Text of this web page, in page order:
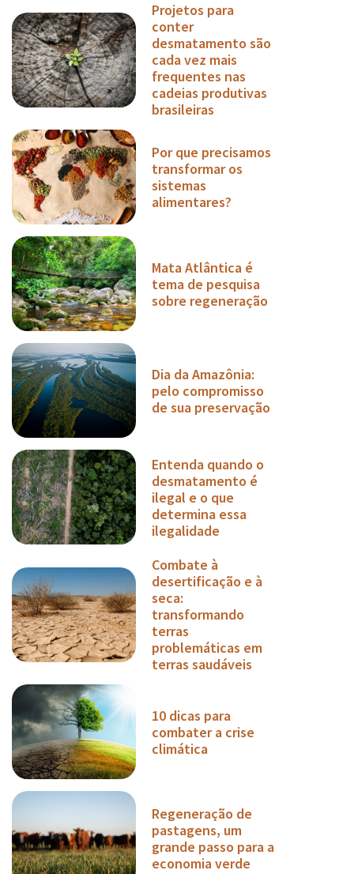
Projetos para
conter
desmatamento são
cada vez mais
frequentes nas
cadeias produtivas
brasileiras
Por que precisamos
transformar os
sistemas
alimentares?
Mata Atlântica é
tema de pesquisa
sobre regeneração
Dia da Amazônia:
pelo compromisso
de sua preservação
Entenda quando o
desmatamento é
ilegal e o que
determina essa
ilegalidade
Combate à
desertificação e à
seca:
transformando
terras
problemáticas em
terras saudáveis
10 dicas para
combater a crise
climática
Regeneração de
pastagens, um
grande passo para a
economia verde